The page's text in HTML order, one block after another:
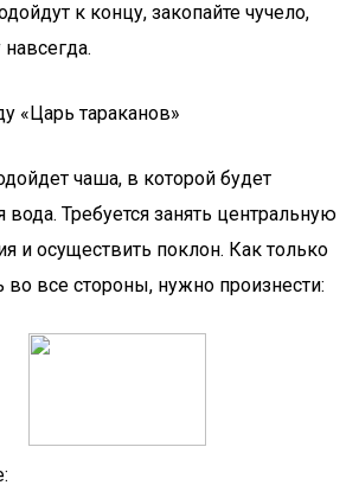
к концу, закопайте чучело,
«Царь тараканов»
чаша, в которой будет
вода. Требуется занять центральную
и осуществить поклон. Как только
во все стороны, нужно произнести: